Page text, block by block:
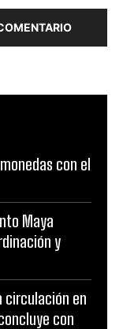
con el
Maya
y
circulación en
con